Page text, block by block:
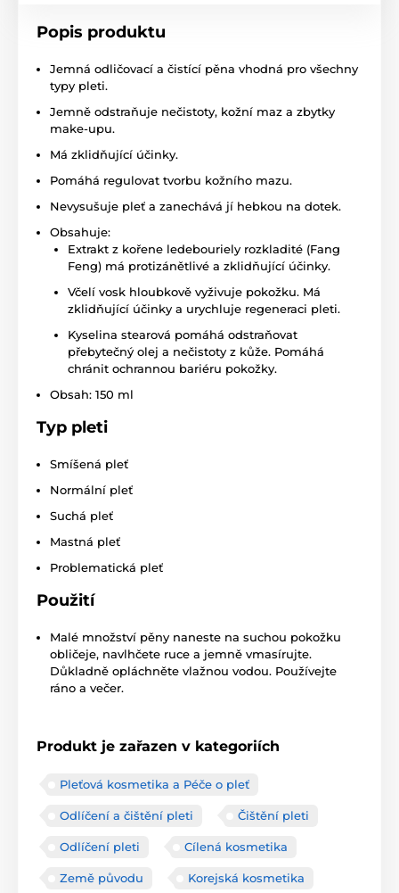
Popis produktu
Jemná odličovací a čistící pěna vhodná pro všechny
typy pleti.
Jemně odstraňuje nečistoty, kožní maz a zbytky
make-upu.
Má zklidňující účinky.
Pomáhá regulovat tvorbu kožního mazu.
Nevysušuje pleť a zanechává jí hebkou na dotek.
Obsahuje:
Extrakt z kořene ledebouriely rozkladité (Fang
Feng) má protizánětlivé a zklidňující účinky.
Včelí vosk hloubkově vyživuje pokožku. Má
zklidňující účinky a urychluje regeneraci pleti.
Kyselina stearová pomáhá odstraňovat
přebytečný olej a nečistoty z kůže. Pomáhá
chránit ochrannou bariéru pokožky.
Obsah: 150 ml
Typ pleti
Smíšená pleť
Normální pleť
Suchá pleť
Mastná pleť
Problematická pleť
Použití
Malé množství pěny naneste na suchou pokožku
obličeje, navlhčete ruce a jemně vmasírujte.
Důkladně opláchněte vlažnou vodou. Používejte
ráno a večer.
Produkt je zařazen v kategoriích
Pleťová kosmetika a Péče o pleť
Odlíčení a čištění pleti Čištění pleti
Odlíčení pleti Cílená kosmetika
Země původu Korejská kosmetika